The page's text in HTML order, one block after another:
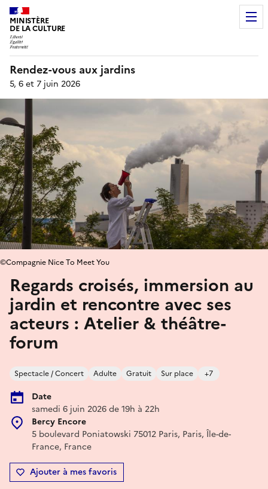
MINISTÈRE
DE LA CULTURE
Rendez-vous aux jardins
5, 6 et 7 juin 2026
Regards croisés, immersion au
jardin et rencontre avec ses
acteurs : Atelier & théâtre-
forum
Spectacle / Concert Adulte Gratuit Sur place +7
Date
samedi 6 juin 2026 de 19h à 22h
Bercy Encore
5 boulevard Poniatowski 75012 Paris, Paris, Île-de-
France, France
Ajouter à mes favoris
©Compagnie Nice To Meet You